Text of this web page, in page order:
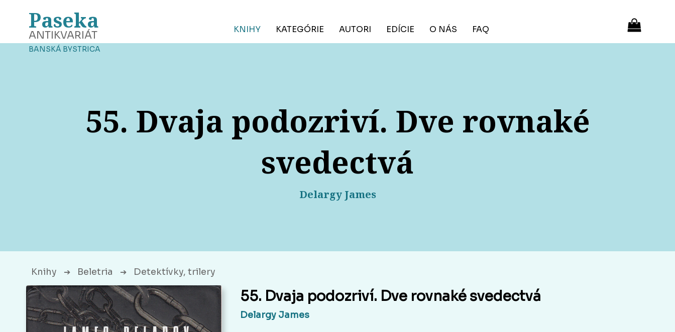
Paseka
ANTIKVARIÁT
BANSKÁ BYSTRICA
KNIHY KATEGÓRIE AUTORI EDÍCIE O NÁS FAQ
55. Dvaja podozriví. Dve rovnaké
svedectvá
Delargy James
Knihy ➔ Beletria ➔ Detektívky, trilery
55. Dvaja podozriví. Dve rovnaké svedectvá
Delargy James